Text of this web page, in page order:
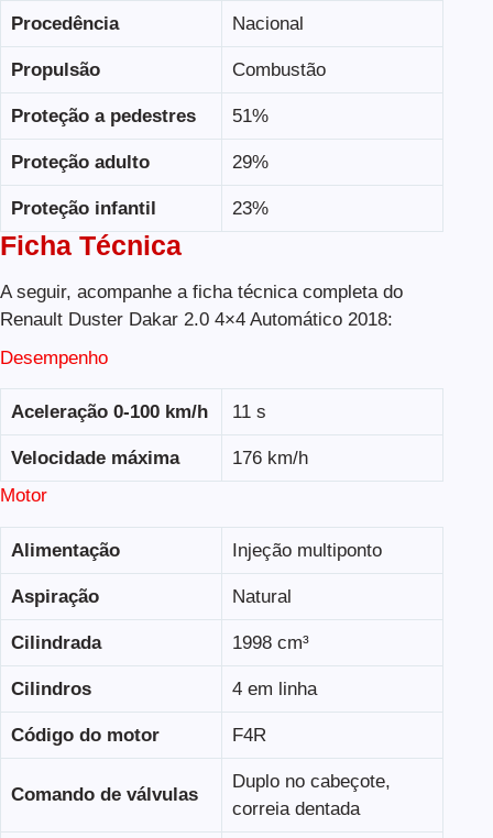
Procedência Nacional
Propulsão Combustão
Proteção a pedestres 51%
Proteção adulto 29%
Proteção infantil 23%
Ficha Técnica
A seguir, acompanhe a ficha técnica completa do
Renault Duster Dakar 2.0 4×4 Automático 2018:
Desempenho
Aceleração 0-100 km/h 11 s
Velocidade máxima
176 km/h
Motor
Alimentação Injeção multiponto
Aspiração Natural
Cilindrada 1998 cm³
Cilindros 4 em linha
Código do motor F4R
Comando de válvulas
Duplo no cabeçote,
correia dentada